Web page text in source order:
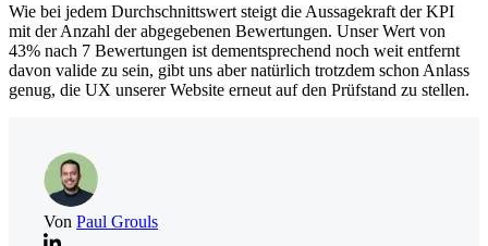
Wie bei jedem Durchschnittswert steigt die Aussagekraft der KPI
mit der Anzahl der abgegebenen Bewertungen. Unser Wert von
43% nach 7 Bewertungen ist dementsprechend noch weit entfernt
davon valide zu sein, gibt uns aber natürlich trotzdem schon Anlass
genug, die UX unserer Website erneut auf den Prüfstand zu stellen.
Von Paul Grouls